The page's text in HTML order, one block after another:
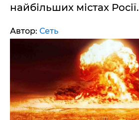
найбільших містах Росії.
Автор: Сеть